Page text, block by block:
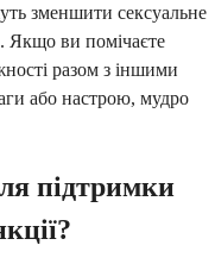
зменшити сексуальне
Якщо ви помічаєте
разом з іншими
або настрою, мудро
підтримки